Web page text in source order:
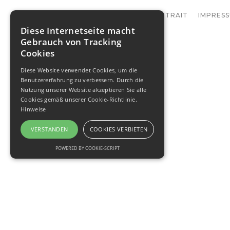
PORTRAIT
Diese Internetseite macht
Gebrauch von Tracking
Cookies
Diese Website verwendet Cookies, um die
Benutzererfahrung zu verbessern. Durch die
Nutzung unserer Website akzeptieren Sie alle
Cookies gemäß unserer Cookie-Richtlinie.
Hinweise
VERSTANDEN COOKIES VERBIETEN
POWERED BY COOKIE-SCRIPT